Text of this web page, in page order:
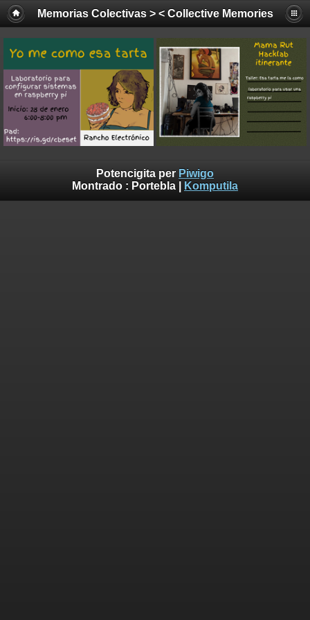
Memorias Colectivas > < Collective Memories
Potencigita per Piwigo
Montrado : Portebla Komputila